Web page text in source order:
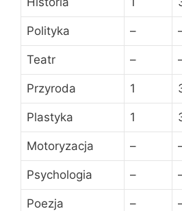
Polityka –
Teatr –
Przyroda 1
Plastyka 1
Motoryzacja –
Psychologia –
Poezja –